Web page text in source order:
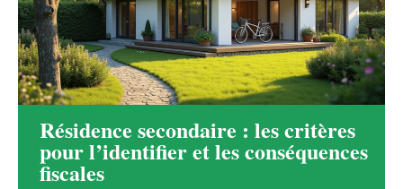
Résidence secondaire : les critères
pour l’identifier et les conséquences
fiscales